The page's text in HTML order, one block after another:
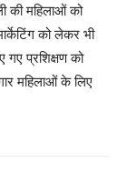
की महिलाओं को
को लेकर भी
गए प्रशिक्षण को
महिलाओं के लिए